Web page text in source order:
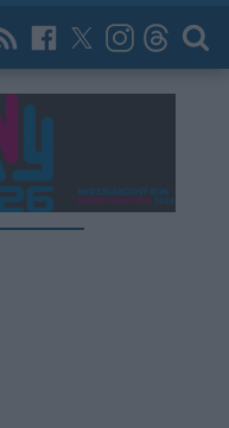
News Now Archív